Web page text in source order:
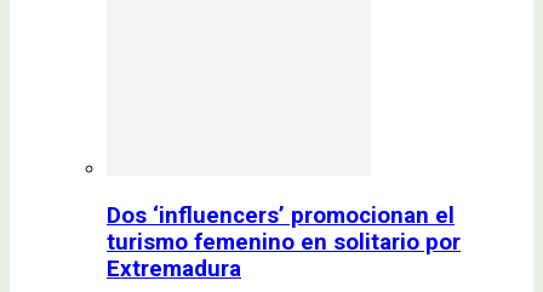
Dos ‘influencers’ promocionan el
turismo femenino en solitario por
Extremadura